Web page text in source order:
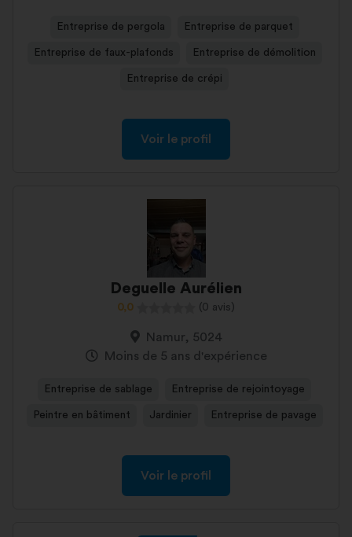
Entreprise de pergola Entreprise de parquet
Entreprise de faux-plafonds Entreprise de démolition
Entreprise de crépi
Voir le profil
Deguelle Aurélien
0,0 (0 avis)
Namur, 5024
Moins de 5 ans d'expérience
Entreprise de sablage Entreprise de rejointoyage
Peintre en bâtiment Jardinier Entreprise de pavage
Voir le profil